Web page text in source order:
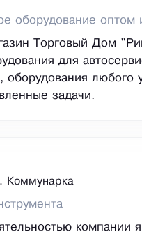
оборудование оптом
Торговый Дом
для
оборудования любого
задачи.
Коммунарка
компании